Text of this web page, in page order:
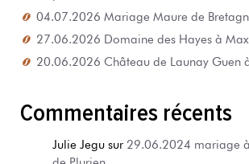
04.07.2026 Mariage Maure de
27.06.2026 Domaine des Hayes à
20.06.2026 Château de Launay Guen à
Commentaires récents
Julie Jegu sur 29.06.2024 mariage
de Plurien